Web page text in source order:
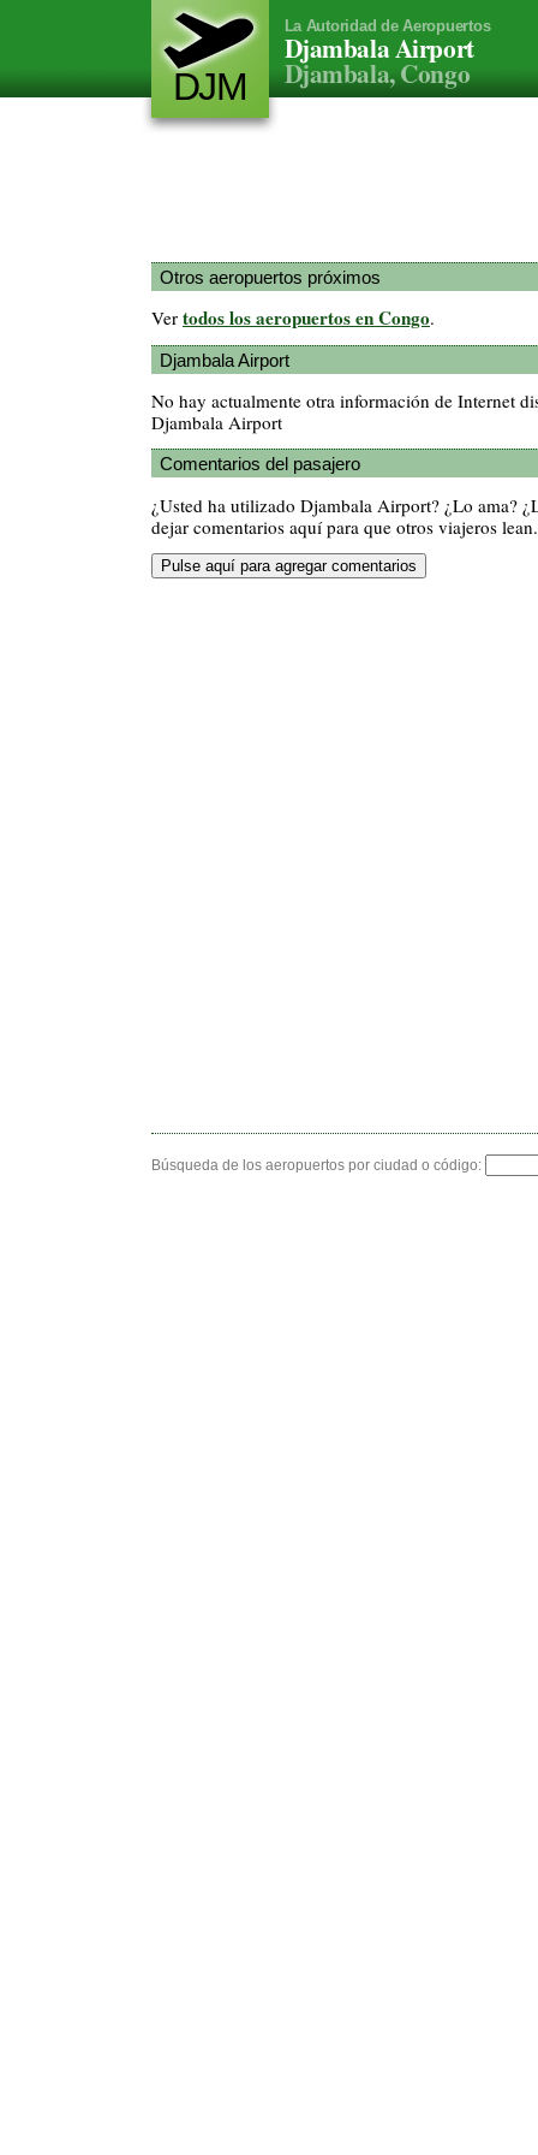
DJM
La Autoridad de Aeropuertos
Djambala Airport
Djambala, Congo
Otros aeropuertos próximos
Ver todos los aeropuertos en Congo.
Djambala Airport
No hay actualmente otra información de Internet
Djambala Airport
Comentarios del pasajero
¿Usted ha utilizado Djambala Airport? ¿Lo ama?
dejar comentarios aquí para que otros viajeros lean.
Búsqueda de los aeropuertos por ciudad o código: